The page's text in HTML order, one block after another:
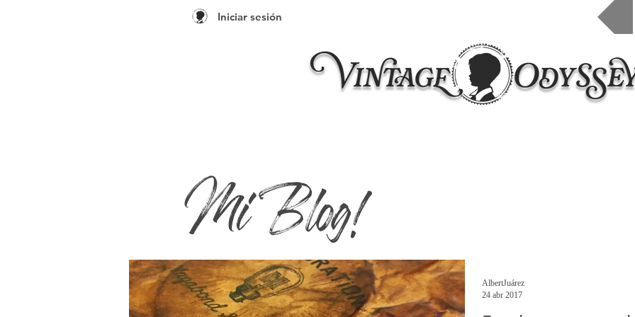
Iniciar sesión
AlbertJuárez
24 abr 2017
Mi Blog!